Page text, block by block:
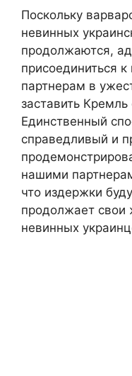
Поскольку
невинных
продолжаются,
присоединиться
партнерам в
заставить Кремль
Единственный
справедливый и
нашими
что издержки
продолжает свои
невинных